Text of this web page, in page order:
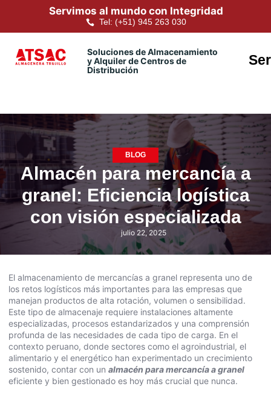
Servimos al mundo con Integridad
Tel: (+51) 945 263 030
Soluciones de Almacenamiento
y Alquiler de Centros de
Distribución
BLOG
Almacén para mercancía a
granel: Eficiencia logística
con visión especializada
julio 22, 2025
El almacenamiento de mercancías a granel representa uno de
los retos logísticos más importantes para las empresas que
manejan productos de alta rotación, volumen o sensibilidad.
Este tipo de almacenaje requiere instalaciones altamente
especializadas, procesos estandarizados y una comprensión
profunda de las necesidades de cada tipo de carga. En el
contexto peruano, donde sectores como el agroindustrial, el
alimentario y el energético han experimentado un crecimiento
sostenido, contar con un almacén para mercancía a granel
eficiente y bien gestionado es hoy más crucial que nunca.